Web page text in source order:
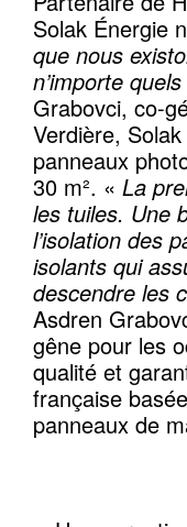
Solak Énergie
que nous
n’importe
Grabovci, co-
Verdière,
panneaux
30 m². « La
les tuiles. Une
l’isolation des
isolants qui
descendre les
Asdren
gêne pour les
qualité et
française
panneaux de